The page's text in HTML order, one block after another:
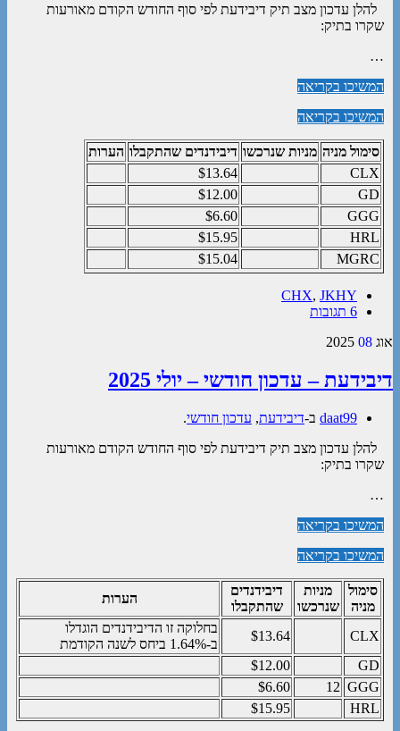
להלן עדכון מצב תיק דיבידעת לפי סוף החודש הקודם מאורעות
שקרו בתיק:
…
המשיכו בקריאה
המשיכו בקריאה
סימול מניה מניות שנרכשו דיבידנדים שהתקבלו הערות
CLX
$13.64
GD
$12.00
GGG
$6.60
HRL
$15.95
MGRC
$15.04
CHX, JKHY
6 תגובות
אוג 08
2025
דיבידעת – עדכון חודשי – יולי 2025
daat99 ב-דיבידעת, עדכון חודשי.
להלן עדכון מצב תיק דיבידעת לפי סוף החודש הקודם מאורעות
שקרו בתיק:
…
המשיכו בקריאה
המשיכו בקריאה
סימול
מניה
מניות
שנרכשו
דיבידנדים
שהתקבלו
הערות
CLX
$13.64
בחלוקה זו הדיבידנדים הוגדלו
ב-1.64% ביחס לשנה הקודמת
GD
$12.00
GGG
12
$6.60
HRL
$15.95